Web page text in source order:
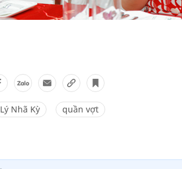
Lý Nhã Kỳ quần vợt